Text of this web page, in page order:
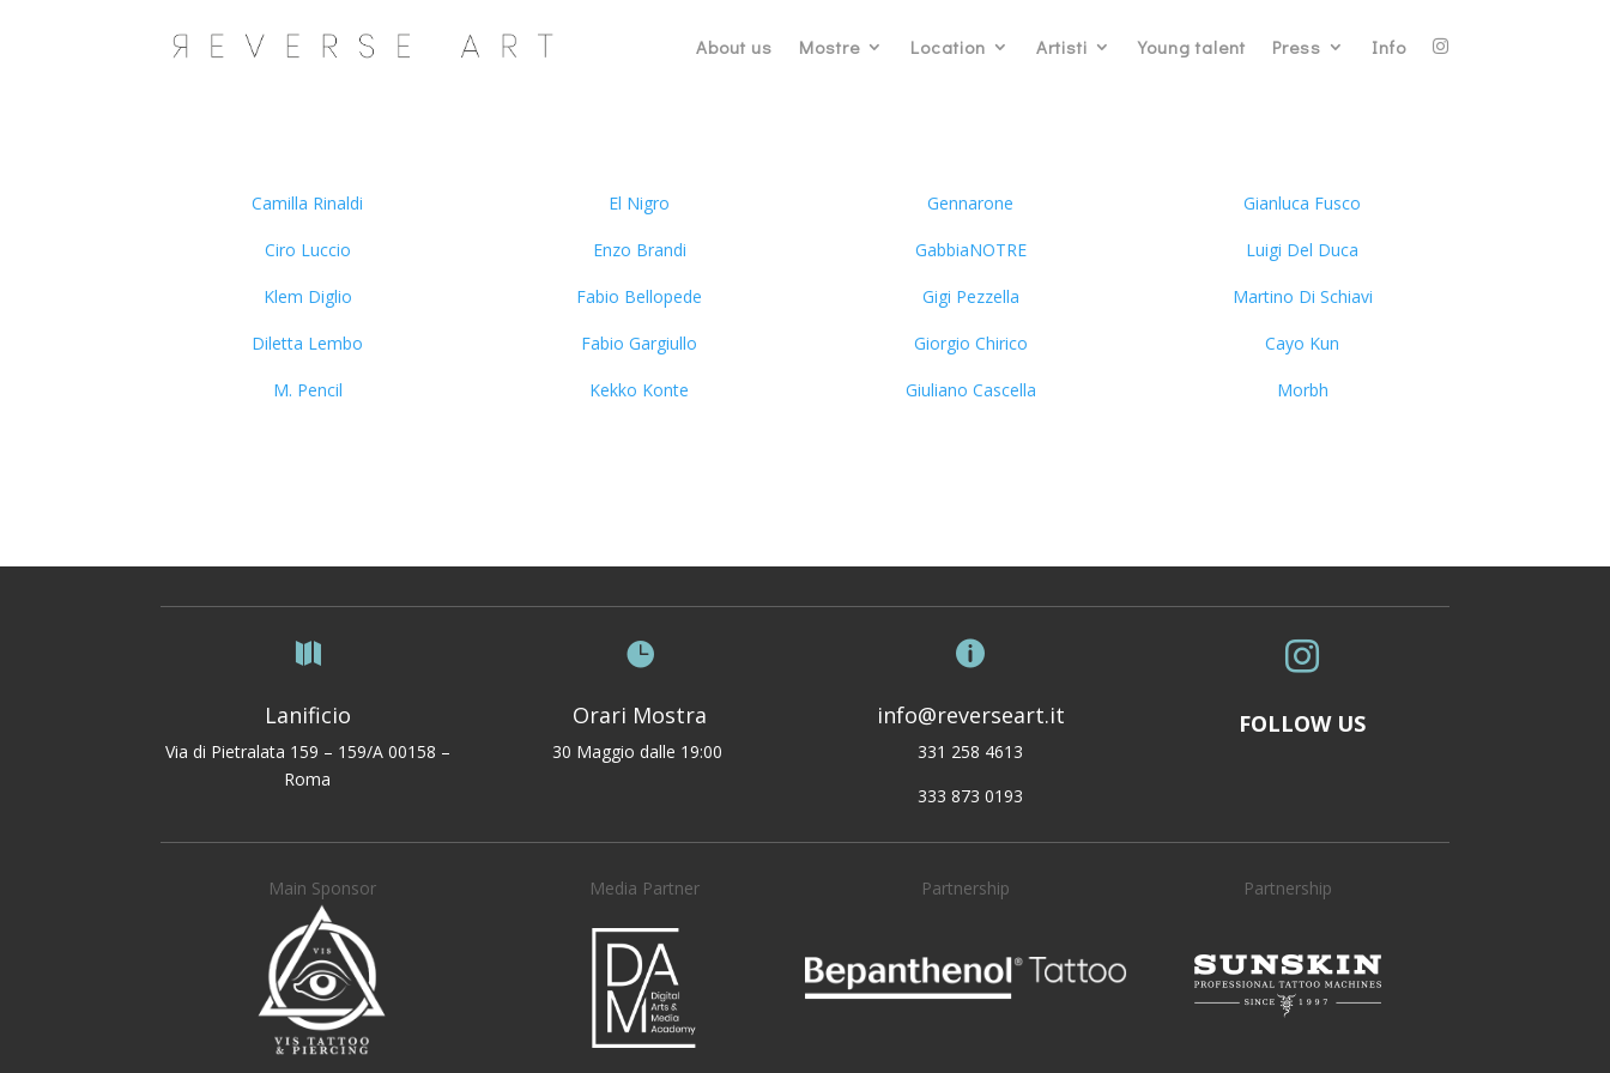
About us Mostre Location Artisti Young talent Press Info
Camilla Rinaldi
Ciro Luccio
Klem Diglio
Diletta Lembo
M. Pencil
El Nigro
Enzo Brandi
Fabio Bellopede
Fabio Gargiullo
Kekko Konte
Gennarone
GabbiaNOTRE
Gigi Pezzella
Giorgio Chirico
Giuliano Cascella
Gianluca Fusco
Luigi Del Duca
Martino Di Schiavi
Cayo Kun
Morbh

Lanificio
Via di Pietralata 159 – 159/A 00158 –
Roma

Orari Mostra
30 Maggio dalle 19:00

info@reverseart.it
331 258 4613
333 873 0193

FOLLOW US
Main Sponsor Media Partner Partnership Partnership